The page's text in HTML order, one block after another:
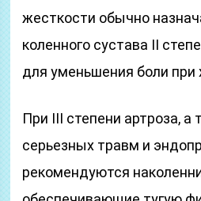
жесткости обычно
коленного сустава II
для уменьшения боли при
При III степени артроза, а
серьезных травм и
рекомендуются